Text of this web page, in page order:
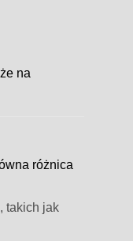
na
różnica
takich jak